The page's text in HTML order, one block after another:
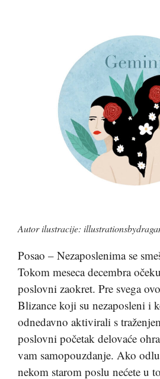
Autor ilustracije:
Posao – Nezaposlenima se
Tokom meseca decembra
poslovni zaokret. Pre svega
Blizance koji su nezaposleni i
odnedavno aktivirali s
poslovni početak delovaće
vam samopouzdanje. Ako
nekom starom poslu nećete u